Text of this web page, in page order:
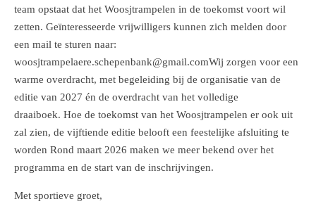
team opstaat dat het Woosjtrampelen in de toekomst voort wil
zetten. Geïnteresseerde vrijwilligers kunnen zich melden door
een mail te sturen naar:
woosjtrampelaere.schepenbank@gmail.comWij zorgen voor een
warme overdracht, met begeleiding bij de organisatie van de
editie van 2027 én de overdracht van het volledige
draaiboek. Hoe de toekomst van het Woosjtrampelen er ook uit
zal zien, de vijftiende editie belooft een feestelijke afsluiting te
worden Rond maart 2026 maken we meer bekend over het
programma en de start van de inschrijvingen.
Met sportieve groet,